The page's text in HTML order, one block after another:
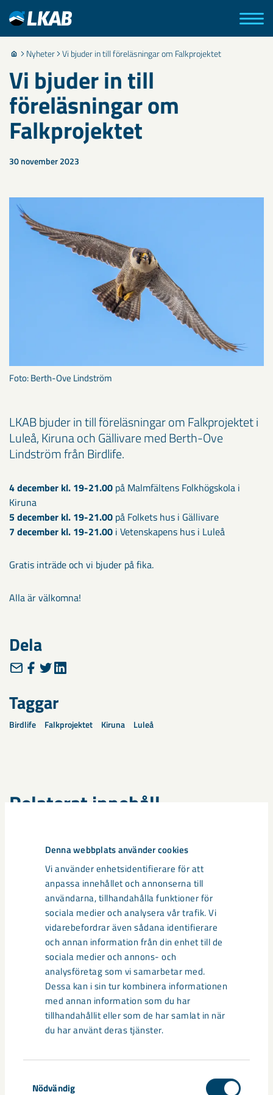
Denna webbplats använder cookies
Vi använder enhetsidentifierare för att
anpassa innehållet och annonserna till
användarna, tillhandahålla funktioner för
sociala medier och analysera vår trafik. Vi
vidarebefordrar även sådana identifierare
och annan information från din enhet till de
sociala medier och annons- och
analysföretag som vi samarbetar med.
Dessa kan i sin tur kombinera informationen
med annan information som du har
tillhandahållit eller som de har samlat in när
du har använt deras tjänster.
Nödvändig
Nyheter Vi bjuder in till föreläsningar om Falkprojektet
Vi bjuder in till
föreläsningar om
Falkprojektet
30 november 2023
Foto: Berth-Ove Lindström
LKAB bjuder in till föreläsningar om Falkprojektet i
Luleå, Kiruna och Gällivare med Berth-Ove
Lindström från Birdlife.
4 december kl. 19-21.00 på Malmfältens Folkhögskola i
Kiruna
5 december kl. 19-21.00 på Folkets hus i Gällivare
7 december kl. 19-21.00 i Vetenskapens hus i Luleå
Gratis inträde och vi bjuder på fika.
Alla är välkomna!
Dela
Taggar
Birdlife Falkprojektet Kiruna Luleå
Relaterat innehåll
Sibirien-området i gamla Kiruna
centrum avvecklas under 2026
Under sommaren 2026 fortsätter avveckling av fastigheter i